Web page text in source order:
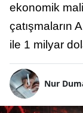
ekonomik
çatışmaların
ile 1 milyar
Nur